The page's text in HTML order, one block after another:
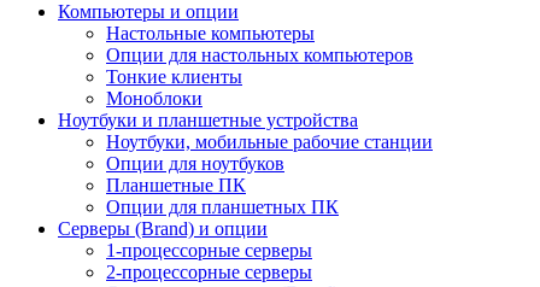
Компьютеры и опции
Настольные компьютеры
Опции для настольных компьютеров
Тонкие клиенты
Моноблоки
Ноутбуки и планшетные устройства
Ноутбуки, мобильные рабочие станции
Опции для ноутбуков
Планшетные ПК
Опции для планшетных ПК
Серверы (Brand) и опции
1-процессорные серверы
2-процессорные серверы